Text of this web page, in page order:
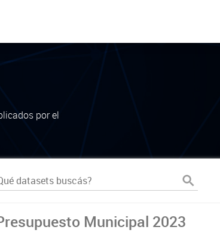
por el
Municipal 2023